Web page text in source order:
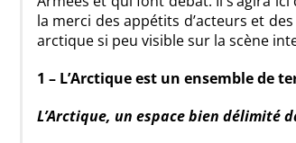
la merci des appétits d’acteurs et
arctique si peu visible sur la scène
1 – L’Arctique est un ensemble
L’Arctique, un espace bien délimité